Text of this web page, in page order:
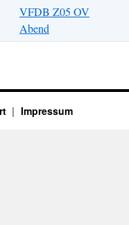
VFDB Z05 OV
Abend
Impressum